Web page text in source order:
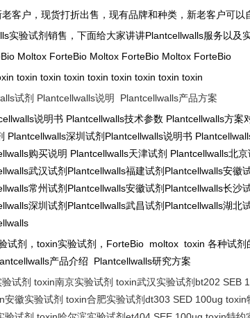
客户，现货打折出售，现有品牌和种类，新老客户可以
实验试剂销售，下面给大家讲讲Plantcellwalls服务以及
Moltox ForteBio Moltox ForteBio Moltox ForteBio
toxin toxin toxin toxin toxin toxin toxin toxin
试剂 Plantcellwalls说明 Plantcellwalls产品方案
说明书 Plantcellwalls技术参数 Plantcellwalls方案
Plantcellwalls深圳试剂 Plantcellwalls说明书
购买说明 Plantcellwalls天津试剂 Plantcellwalls北京
武汉试剂 Plantcellwalls福建试剂 Plantcellwalls安徽
常州试剂 Plantcellwalls安徽试剂 Plantcellwalls长沙
深圳试剂 Plantcellwalls武昌试剂 Plantcellwalls湖北
试剂， toxin实验试剂， ForteBio moltox toxin 各种试剂
产品介绍 Plantcellwalls研究方案
验试剂 toxin南京实验试剂 toxin武汉实验试剂 bt202 SEB
安徽实验试剂 toxin合肥实验试剂dt303 SED 100ug toxin